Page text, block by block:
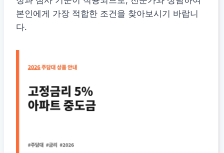
본인에게 가장 적합한 조건을 찾아보시기 바랍니
다.